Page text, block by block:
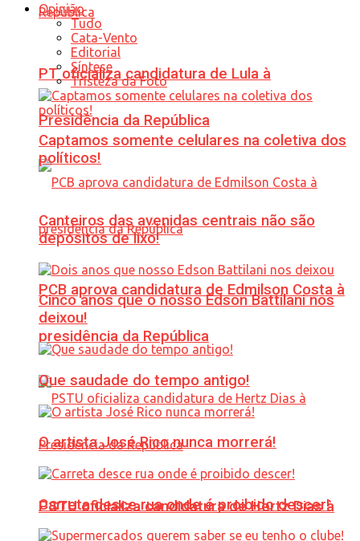
PT oficializa candidatura de Lula à
Presidência da República
PCB aprova candidatura de Edmilson Costa à
presidência da República
PSTU oficializa candidatura de Hertz Dias à
Opinião
Tudo
Cata-Vento
Editorial
Síntese
Tristeza da Foto
Captamos somente celulares na coletiva dos
políticos!
Canteiros das avenidas centrais não são
depósitos de lixo!
Cinco anos que o nosso Edson Battilani nos
deixou!
Que saudade do tempo antigo!
O artista José Rico nunca morrerá!
Carreta desce rua onde é proibido descer!